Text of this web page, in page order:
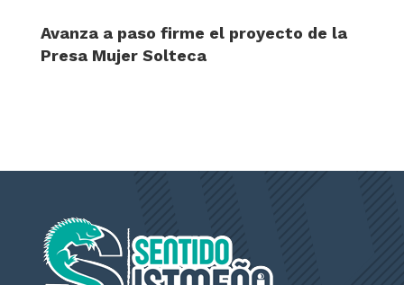
Avanza a paso firme el proyecto de la
Presa Mujer Solteca